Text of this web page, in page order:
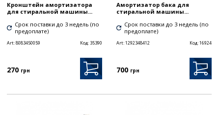
Кронштейн амортизатора
для стиральной машины...
Срок поставки до 3 недель (по
предоплате)
Art:8083450059 Код: 35390
270 грн
Амортизатор бака для
стиральной машины...
Срок поставки до 3 недель (по
предоплате)
Art:1292348412 Код:16924
700 грн